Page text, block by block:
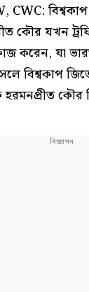
কৌর যখন
করেন, যা
বিশ্বকাপ
কৌর